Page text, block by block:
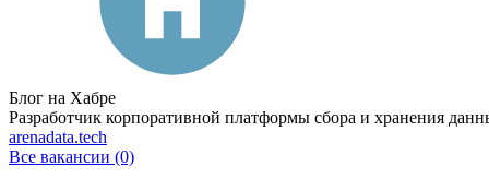
Блог на Хабре
Разработчик корпоративной платформы сбора и хранения
arenadata.tech
Все вакансии (0)